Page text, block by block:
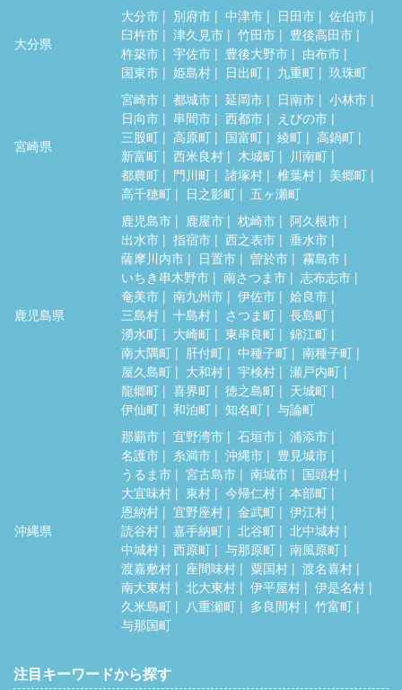
大分県
大分市 別府市 中津市 日田市
佐伯市
臼杵市
津久見市 竹田市
豊後高田市
杵築市
宇佐市 豊後大野市
由布市
国東市
姫島村 日出町 九重町 玖珠町
宮崎県
宮崎市 都城市 延岡市 日南市
小林市
日向市
串間市 西都市
えびの市
三股町
高原町 国富町 綾町
高鍋町
新富町
西米良村 木城町
川南町
都農町
門川町 諸塚村 椎葉村
美郷町
高千穂町
日之影町 五ヶ瀬町
鹿児島県
鹿児島市 鹿屋市 枕崎市
阿久根市
出水市
指宿市 西之表市
垂水市
薩摩川内市
日置市 曽於市
霧島市
いちき串木野市
南さつま市
志布志市
奄美市
南九州市 伊佐市
姶良市
三島村
十島村 さつま町
長島町
湧水町
大崎町 東串良町
錦江町
南大隅町
肝付町 中種子町
南種子町
屋久島町
大和村 宇検村
瀬戸内町
龍郷町
喜界町 徳之島町
天城町
伊仙町
和泊町 知名町 与論町
沖縄県
那覇市 宜野湾市 石垣市
浦添市
名護市
糸満市 沖縄市
豊見城市
うるま市
宮古島市 南城市
国頭村
大宜味村
東村 今帰仁村
本部町
恩納村
宜野座村 金武町
伊江村
読谷村
嘉手納町 北谷町
北中城村
中城村
西原町 与那原町
南風原町
渡嘉敷村
座間味村 粟国村
渡名喜村
南大東村
北大東村 伊平屋村
伊是名村
久米島町
八重瀬町 多良間村
竹富町
与那国町
注目キーワードから探す